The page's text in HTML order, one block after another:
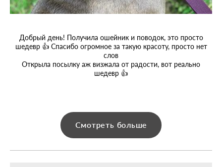
Добрый день! Получила ошейник и поводок, это просто
шедевр 👍 Спасибо огромное за такую красоту, просто нет
слов
Открыла посылку аж визжала от радости, вот реально
шедевр 👍
Смотреть больше